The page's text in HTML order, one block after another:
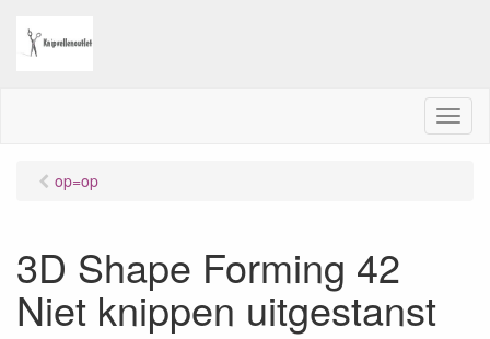
M
e
op=op
3D Shape Forming 42
Niet knippen uitgestanst